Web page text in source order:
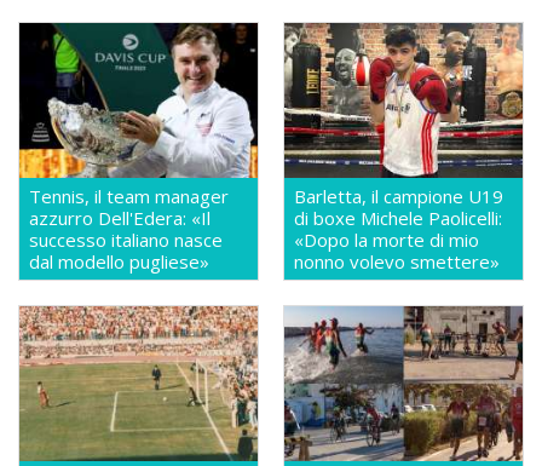
Tennis, il team manager
azzurro Dell'Edera: «Il
successo italiano nasce
dal modello pugliese»
Barletta, il campione U19
di boxe Michele Paolicelli:
«Dopo la morte di mio
nonno volevo smettere»